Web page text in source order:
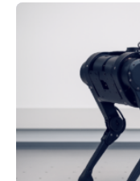
stellt die heutige
Prozessoren stoßen
viel Energie, die
sind voneinander
bremst komplexe
immer größer
verarbeiten